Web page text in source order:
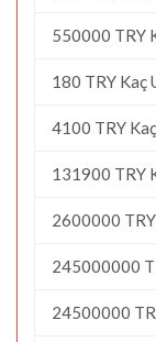
550000 TRY
180 TRY Kaç
4100 TRY
131900 TRY
2600000
245000000
24500000